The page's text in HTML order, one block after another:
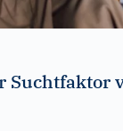
Suchtfaktor